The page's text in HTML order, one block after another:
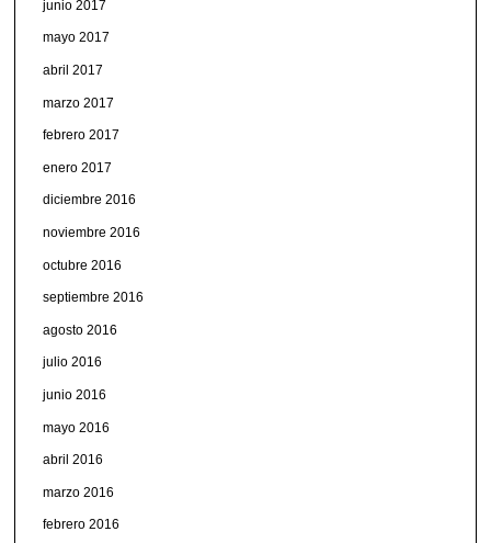
junio 2017
mayo 2017
abril 2017
marzo 2017
febrero 2017
enero 2017
diciembre 2016
noviembre 2016
octubre 2016
septiembre 2016
agosto 2016
julio 2016
junio 2016
mayo 2016
abril 2016
marzo 2016
febrero 2016